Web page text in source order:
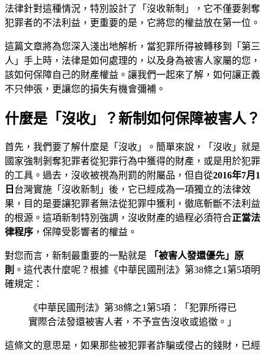
法律針對這種情況，特別設計了「沒收新制」，它不僅要剝奪
犯罪者的不法利益，更重要的是，它將您的權益放在第一位。
這篇文章將為您深入淺出地解析，當犯罪所得被轉移到「第三
人」手上時，法律是如何處理的，以及身為被害人家屬的您，
該如何保障自己的財產權益。讓我們一起來了解，如何讓正義
不只伸張，更讓您的損失有機會彌補。
什麼是「沒收」？新制如何保障被害人？
首先，我們要了解什麼是「沒收」。簡單來說，「沒收」就是
國家強制剝奪犯罪者從犯罪行為中獲得的財產，或是用於犯罪
的工具。過去，沒收被視為刑罰的附屬品，但自從2016年7月1
日 台灣實施「沒收新制」後，它已經成為一項獨立的法律效
果，目的是要讓犯罪者無法從犯罪中獲利，徹底斬斷不法利益
的根源。這項新制特別強調，沒收財產的過程必須符合正當法
律程序 ，保障受影響者的權益。
對您而言，新制最重要的一點就是
「被害人發還優先」原
則 。這代表什麼呢？根據《中華民國刑法》第38條之1第5項明
確規定：
《中華民國刑法》第38條之1第5項：「犯罪所得已
實際合法發還被害人者，不予宣告沒收或追徵。」
這條文的意思是，如果那些被犯罪者詐騙或侵占的錢財，已經